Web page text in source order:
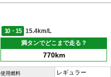
10・15
15.4km/L
満タンでどこまで走る？
770km
使用燃料
レギュラー